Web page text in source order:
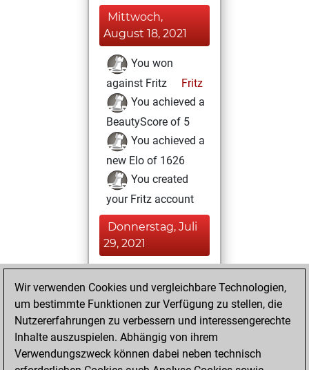
Mittwoch,
August 18, 2021
You won
against Fritz
Fritz
You achieved a
BeautyScore of 5
You achieved a
new Elo of 1626
You created
your Fritz account
Donnerstag, Juli
29, 2021
You played 1
bullet games
Play
You scored +0
=0 -1 in bullet
Montag, Juli 26,
Wir verwenden Cookies und vergleichbare Technologien,
um bestimmte Funktionen zur Verfügung zu stellen, die
Nutzererfahrungen zu verbessern und interessengerechte
Inhalte auszuspielen. Abhängig von ihrem
Verwendungszweck können dabei neben technisch